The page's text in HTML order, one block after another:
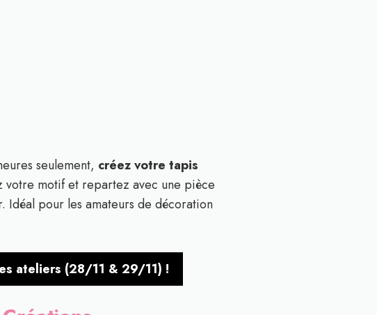
seulement, créez votre tapis
votre motif et repartez avec une pièce
pour les amateurs de décoration
ateliers (28/11 & 29/11) !